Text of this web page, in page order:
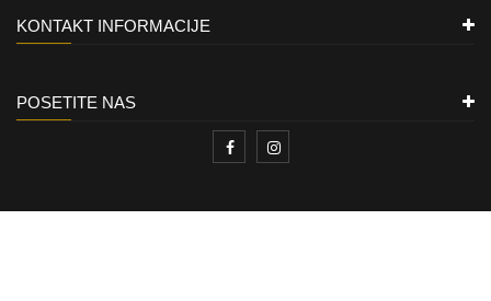
KONTAKT INFORMACIJE
POSETITE NAS